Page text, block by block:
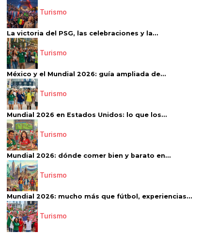
Turismo
La victoria del PSG, las celebraciones y la...
Turismo
México y el Mundial 2026: guía ampliada de...
Turismo
Mundial 2026 en Estados Unidos: lo que los...
Turismo
Mundial 2026: dónde comer bien y barato en...
Turismo
Mundial 2026: mucho más que fútbol, experiencias...
Turismo